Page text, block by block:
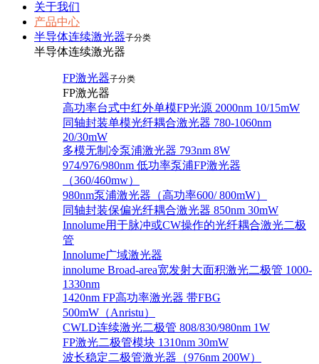
关于我们
产品中心
半导体连续激光器子分类
半导体连续激光器
FP激光器子分类
FP激光器
高功率台式中红外单模FP光源 2000nm 10/15mW
同轴封装单模光纤耦合激光器 780-1060nm
20/30mW
多模无制冷泵浦激光器 793nm 8W
974/976/980nm 低功率泵浦FP激光器
（360/460mw）
980nm泵浦激光器（高功率600/ 800mW）
同轴封装保偏光纤耦合激光器 850nm 30mW
Innolume用于脉冲或CW操作的光纤耦合激光二极
管
Innolume广域激光器
innolume Broad-area宽发射大面积激光二极管 1000-
1330nm
1420nm FP高功率激光器 带FBG
500mW（Anristu）
CWLD连续激光二极管 808/830/980nm 1W
FP激光二极管模块 1310nm 30mW
波长稳定二极管激光器（976nm 200W）